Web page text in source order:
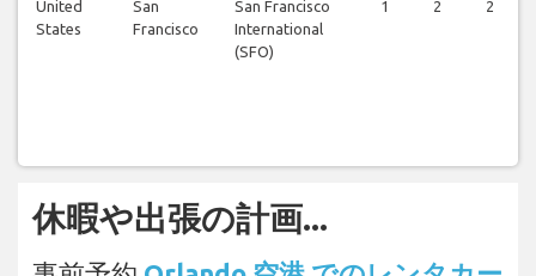
United
States
San
Francisco
San Francisco
International
(SFO)
1 2 2
休暇や出張の計画...